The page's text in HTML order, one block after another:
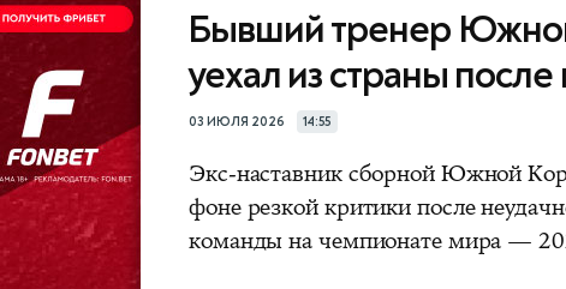
Бывший тренер
уехал из страны
03 ИЮЛЯ 2026 14:55
Экс-наставник сборной Южной
фоне резкой критики после
команды на чемпионате мира —